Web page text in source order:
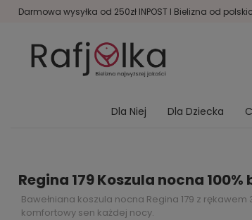
Darmowa wysyłka od 250zł INPOST I Bielizna od
Dla Niej Dla Dziecka
Regina 179 Koszula nocna
Bawełniana koszula nocna Regina 179 z
komfortowy sen każdej nocy.